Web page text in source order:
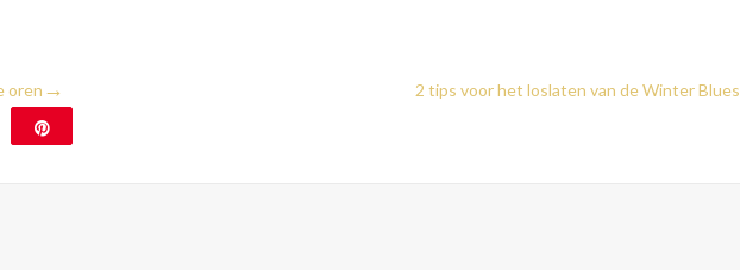
oren 2 tips voor het loslaten van de Winter Blues
→
Share